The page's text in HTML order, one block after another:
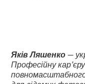
Яків Ляшенко—
Професійну